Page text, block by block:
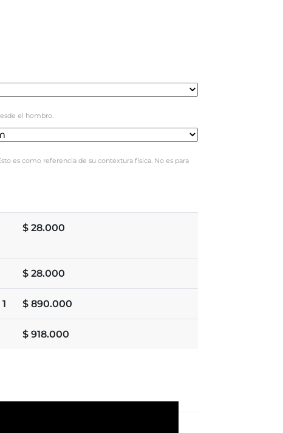
el hombro.
es como referencia de su contextura física. No es para
$ 28.000
$ 28.000
$ 890.000
$ 918.000